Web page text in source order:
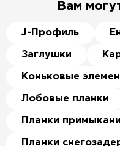
Вам
J-Профиль
Заглушки
Коньковые
Лобовые планки
Планки
Планки